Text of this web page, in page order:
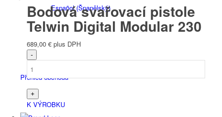
Español(Španělský)
Přehled obchodů
Bodová svařovací pistole
Telwin Digital Modular 230
689,00 € plus DPH
K VÝROBKU